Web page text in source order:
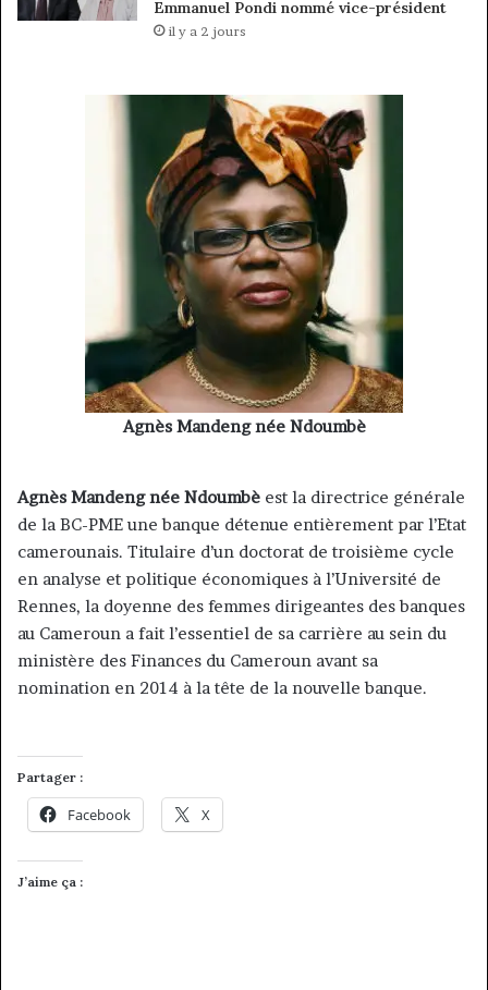
Emmanuel Pondi nommé vice-président
il y a 2 jours
Agnès Mandeng née Ndoumbè
Agnès Mandeng née Ndoumbè est la directrice générale
de la BC-PME une banque détenue entièrement par l’Etat
camerounais. Titulaire d’un doctorat de troisième cycle
en analyse et politique économiques à l’Université de
Rennes, la doyenne des femmes dirigeantes des banques
au Cameroun a fait l’essentiel de sa carrière au sein du
ministère des Finances du Cameroun avant sa
nomination en 2014 à la tête de la nouvelle banque.
Partager :
Facebook X
J’aime ça :